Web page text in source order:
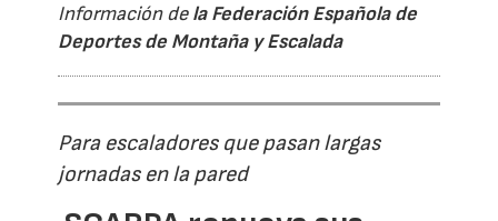
Información dela Federación Española de
Deportes de Montaña y Escalada
Para escaladores que pasan largas
jornadas en la pared